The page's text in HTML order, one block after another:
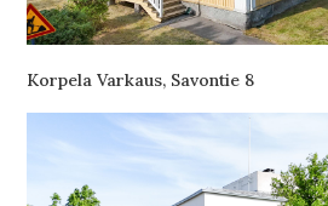
Korpela Varkaus, Savontie 8